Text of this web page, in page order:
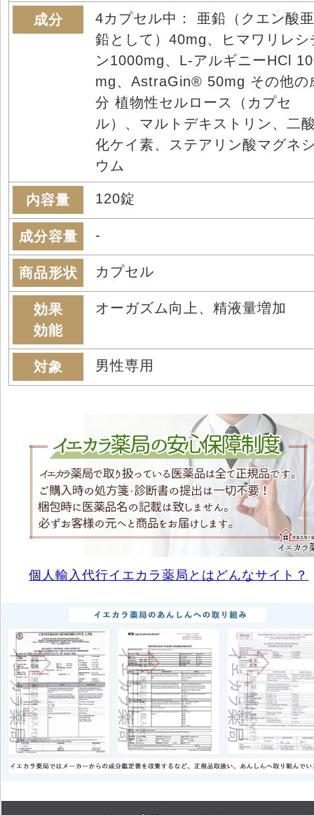
成分
4カプセル中： 亜鉛（クエン酸亜
鉛として）40mg、ヒマワリレシ
ン1000mg、L-アルギニーHCl
mg、AstraGin® 50mg その他の
分 植物性セルロース（カプセ
ル）、マルトデキストリン、二
化ケイ素、ステアリン酸マグネ
ウム
内容量 120錠
成分容量 -
商品形状 カプセル
効果
効能
オーガズム向上、精液量増加
対象 男性専用
個人輸入代行イエカラ薬局とはどんなサイト？